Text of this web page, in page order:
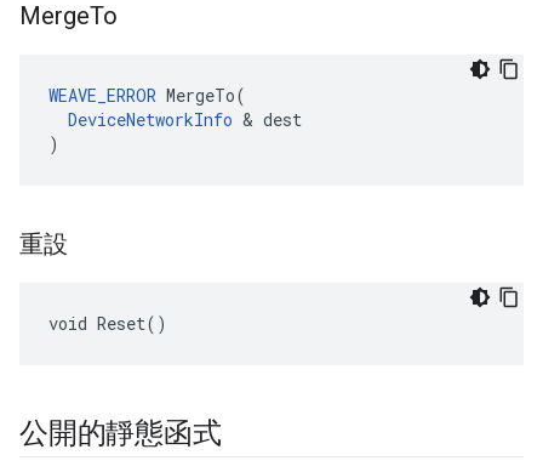
MergeTo
WEAVE_ERROR MergeTo(
DeviceNetworkInfo & dest
)
重設
void Reset()
公開的靜態函式